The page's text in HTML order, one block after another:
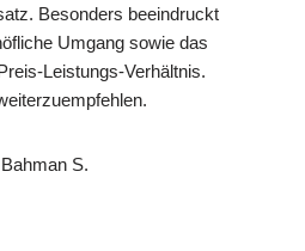
Besonders beeindruckt
Umgang sowie das
Leistungs-Verhältnis.
S.